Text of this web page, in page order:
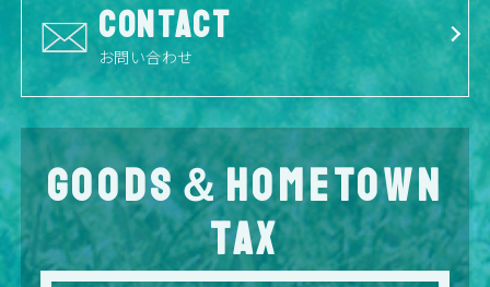
CONTACT
お問い合わせ
GOODS＆HOMETOWN
TAX